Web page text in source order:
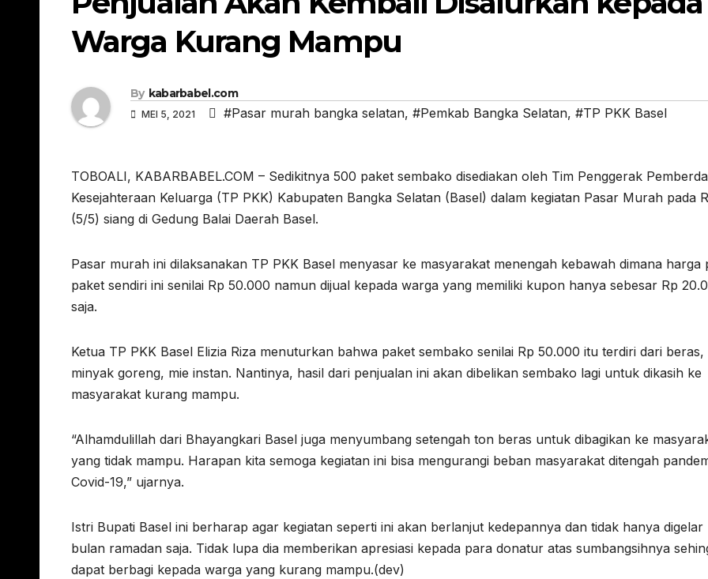
Warga Kurang Mampu
By kabarbabel.com
MEI 5, 2021 #Pasar murah bangka selatan, #Pemkab Bangka Selatan, #TP PKK Basel
TOBOALI, KABARBABEL.COM – Sedikitnya 500 paket sembako disediakan oleh Tim Penggerak
Kesejahteraan Keluarga (TP PKK) Kabupaten Bangka Selatan (Basel) dalam kegiatan Pasar Murah pada
(5/5) siang di Gedung Balai Daerah Basel.
Pasar murah ini dilaksanakan TP PKK Basel menyasar ke masyarakat menengah kebawah dimana harga
paket sendiri ini senilai Rp 50.000 namun dijual kepada warga yang memiliki kupon hanya sebesar Rp
saja.
Ketua TP PKK Basel Elizia Riza menuturkan bahwa paket sembako senilai Rp 50.000 itu terdiri dari beras,
minyak goreng, mie instan. Nantinya, hasil dari penjualan ini akan dibelikan sembako lagi untuk dikasih ke
masyarakat kurang mampu.
“Alhamdulillah dari Bhayangkari Basel juga menyumbang setengah ton beras untuk dibagikan ke
yang tidak mampu. Harapan kita semoga kegiatan ini bisa mengurangi beban masyarakat ditengah
Covid-19,” ujarnya.
Istri Bupati Basel ini berharap agar kegiatan seperti ini akan berlanjut kedepannya dan tidak hanya digelar
bulan ramadan saja. Tidak lupa dia memberikan apresiasi kepada para donatur atas sumbangsihnya
dapat berbagi kepada warga yang kurang mampu.(dev)